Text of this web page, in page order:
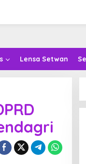
Lensa Setwan